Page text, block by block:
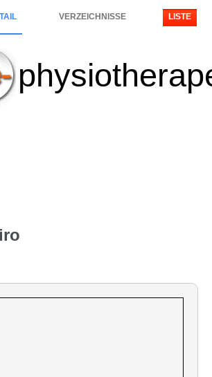
VERZEICHNISSE LISTE